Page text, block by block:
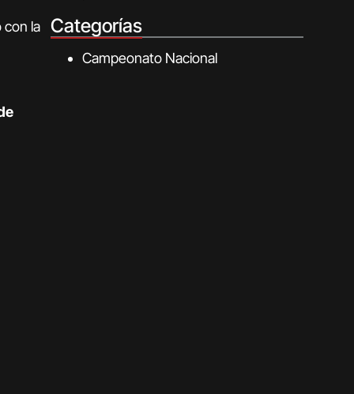
con la
Categorías
Campeonato Nacional